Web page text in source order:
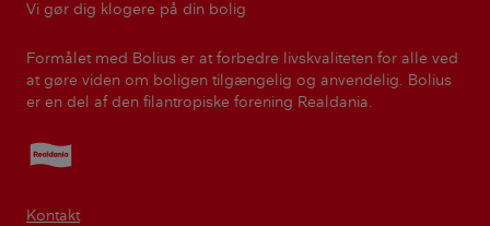
Vi gør dig klogere på din bolig
Formålet med Bolius er at forbedre livskvaliteten for alle ved
at gøre viden om boligen tilgængelig og anvendelig. Bolius
er en del af den filantropiske forening Realdania.
Realdania
Kontakt